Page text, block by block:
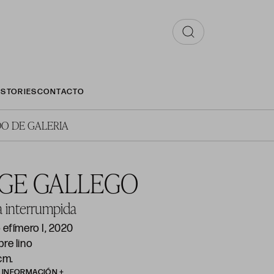
STORIESCONTACTO
DE GALERIA
GALLEGO
interrumpida
I, 2020
lino